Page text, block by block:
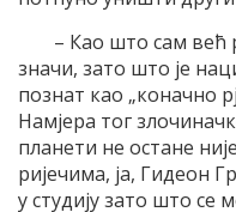
– Као што сам већ
значи, зато што је
познат као „коначно
Намјера тог
планети не остане
ријечима, ја, Гидеон
у студију зато што се